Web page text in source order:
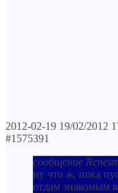
2012-02-19 19/02/2012
#1575391
сообщение
ну что ж, пока
отдам знакомым